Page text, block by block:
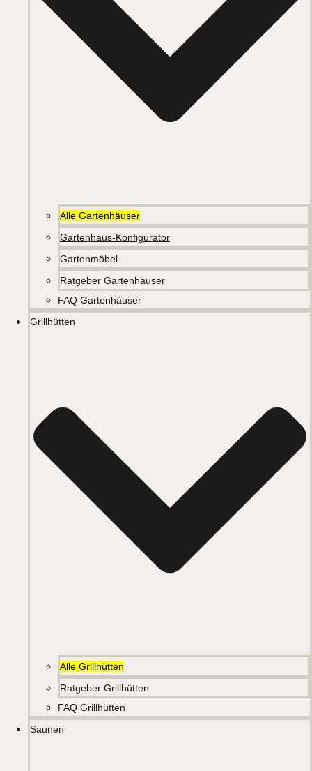
Alle Gartenhäuser
Gartenhaus-Konfigurator
Gartenmöbel
Ratgeber Gartenhäuser
FAQ Gartenhäuser
Grillhütten
Alle Grillhütten
Ratgeber Grillhütten
FAQ Grillhütten
Saunen